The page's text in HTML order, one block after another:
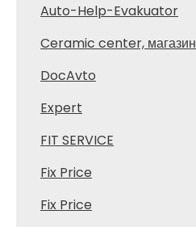
Auto-Help-Evakuator
Ceramic center, магазин
DocAvto
Expert
FIT SERVICE
Fix Price
Fix Price